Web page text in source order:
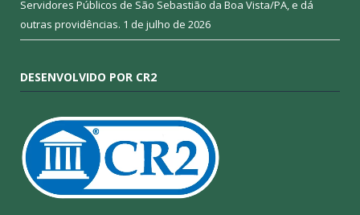
Servidores Públicos de São Sebastião da Boa Vista/PA, e dá
outras providências. 1 de julho de 2026
DESENVOLVIDO POR CR2